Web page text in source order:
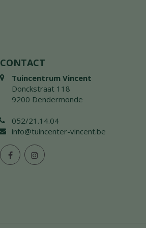
CONTACT
Tuincentrum Vincent
Donckstraat 118
9200 Dendermonde
052/21.14.04
info@tuincenter-vincent.be